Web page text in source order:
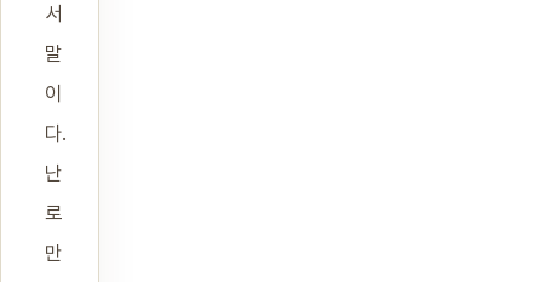
서
말
이
다.
난
로
만